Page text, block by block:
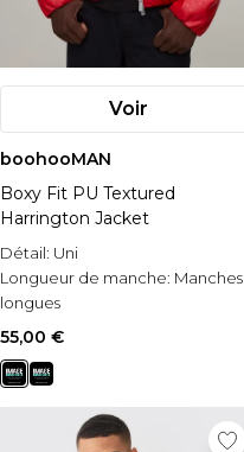
Voir
boohooMAN
Boxy Fit PU Textured
Harrington Jacket
Détail: Uni
Longueur de manche: Manches
longues
Occasion:
55,00 €